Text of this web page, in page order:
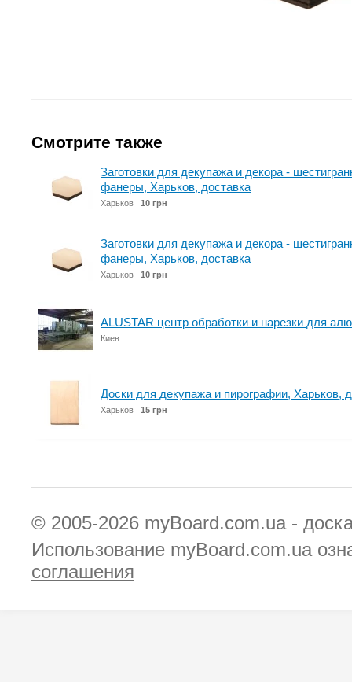
Смотрите также
Заготовки для декупажа и декора -
фанеры, Харьков, доставка
Харьков 10 грн
Заготовки для декупажа и декора -
фанеры, Харьков, доставка
Харьков 10 грн
ALUSTAR центр обработки и нарезки для
Киев
Доски для декупажа и пирографии, Харьков,
Харьков 15 грн
© 2005-2026 myBoard.com.ua -
Использование myBoard.com.ua
соглашения